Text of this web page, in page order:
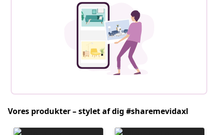
Vores produkter – stylet af dig #sharemevidaxl